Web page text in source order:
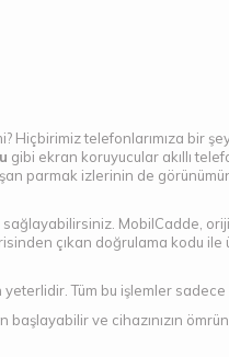
Hiçbirimiz telefonlarımıza bir
gibi ekran koruyucular akıllı
parmak izlerinin de
MobilCadde,
çıkan doğrulama kodu
Tüm bu işlemler sadece
ve cihazınızın